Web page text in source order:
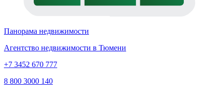
Панорама недвижимости
Агентство недвижимости в Тюмени
+7 3452 670 777
8 800 3000 140